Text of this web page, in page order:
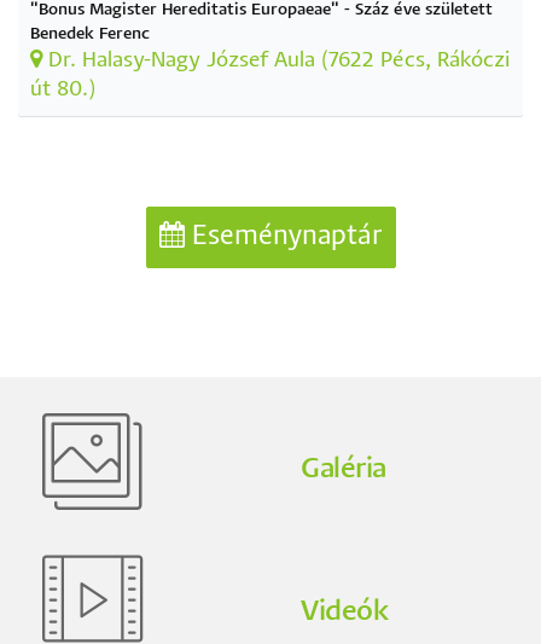
"Bonus Magister Hereditatis Europaeae" - Száz éve született
Benedek Ferenc
Dr. Halasy-Nagy József Aula (7622 Pécs, Rákóczi
út 80.)
Eseménynaptár
Galéria
Videók